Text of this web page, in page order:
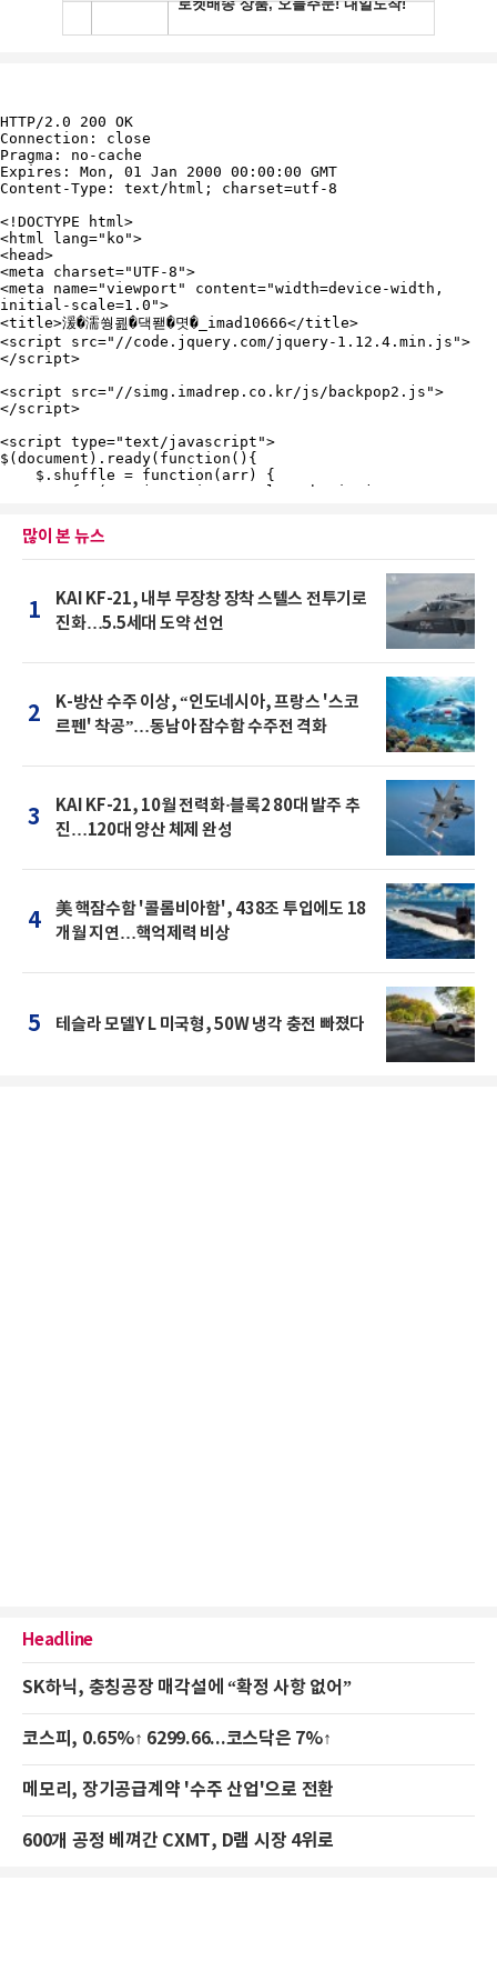
많이 본 뉴스
1
KAI KF-21, 내부 무장창 장착 스텔스 전투기로
진화…5.5세대 도약 선언
2
K-방산 수주 이상, “인도네시아, 프랑스 '스코
르펜' 착공”…동남아 잠수함 수주전 격화
3
KAI KF-21, 10월 전력화·블록2 80대 발주 추
진…120대 양산 체제 완성
4
美 핵잠수함 '콜롬비아함', 438조 투입에도 18
개월 지연…핵억제력 비상
5 테슬라 모델Y L 미국형, 50W 냉각 충전 빠졌다
Headline
SK하닉, 충칭공장 매각설에 “확정 사항 없어”
코스피, 0.65%↑ 6299.66...코스닥은 7%↑
메모리, 장기공급계약 '수주 산업'으로 전환
600개 공정 베껴간 CXMT, D램 시장 4위로